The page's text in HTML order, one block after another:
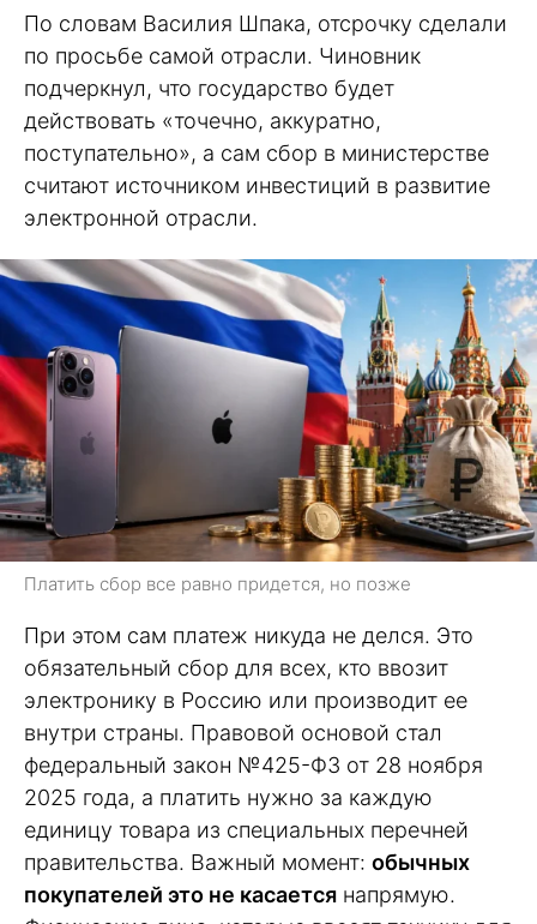
По словам Василия Шпака, отсрочку сделали
по просьбе самой отрасли. Чиновник
подчеркнул, что государство будет
действовать «точечно, аккуратно,
поступательно», а сам сбор в министерстве
считают источником инвестиций в развитие
электронной отрасли.
Платить сбор все равно придется, но позже
При этом сам платеж никуда не делся. Это
обязательный сбор для всех, кто ввозит
электронику в Россию или производит ее
внутри страны. Правовой основой стал
федеральный закон №425-ФЗ от 28 ноября
2025 года, а платить нужно за каждую
единицу товара из специальных перечней
правительства. Важный момент: обычных
покупателей это не касается напрямую.